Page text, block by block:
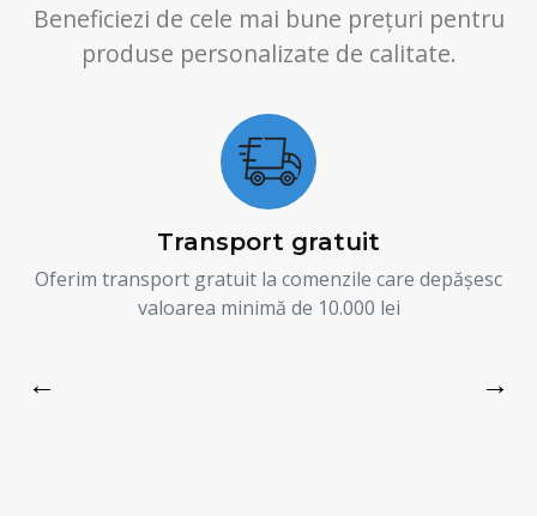
Beneficiezi de cele mai bune prețuri pentru
produse personalizate de calitate.
Transport gratuit
Oferim transport gratuit la comenzile care depășesc
valoarea minimă de 10.000 lei
← →